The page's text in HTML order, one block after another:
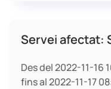
Servei afectat:
Des del 2022-11-16
fins al 2022-11-17